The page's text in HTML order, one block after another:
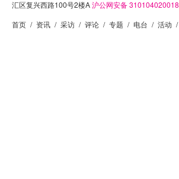
汇区复兴西路100号2楼A沪公网安备
首页 / 资讯 / 采访 / 评论 / 专题 / 电台 / 活动 /